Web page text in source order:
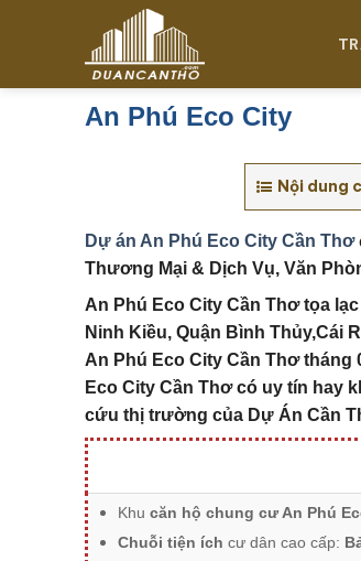
dung
An Phú Eco City
Nội dung
Dự án An Phú Eco City Cần Thơ
Thương Mại & Dịch Vụ, Văn
An Phú Eco City Cần Thơ tọa
Ninh Kiều, Quận Bình Thủy,Cái
An Phú Eco City Cần Thơ tháng
Eco City Cần Thơcó uy tín hay
cứu thị trường của Dự Án Cần
Khu căn hộ chung cư An Phú
Chuỗi tiện ích cư dân cao cấp: